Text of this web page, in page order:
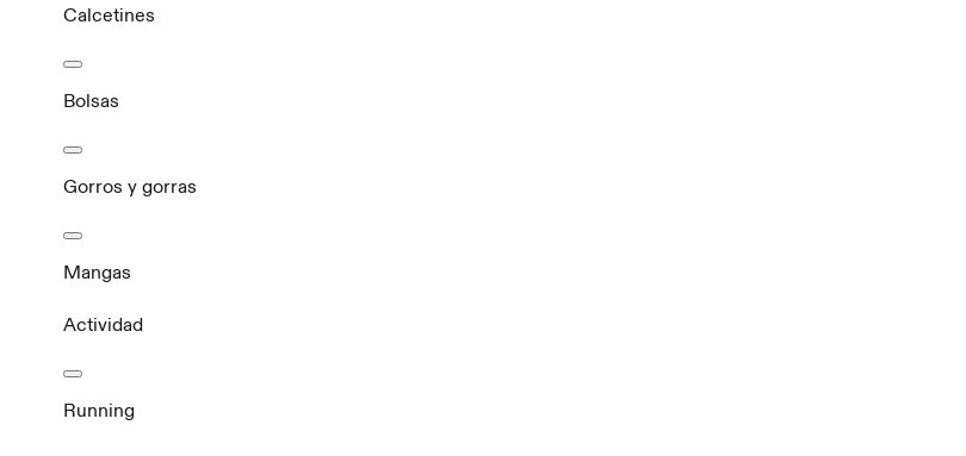
Calcetines
Bolsas
Gorros y gorras
Mangas
Actividad
Running